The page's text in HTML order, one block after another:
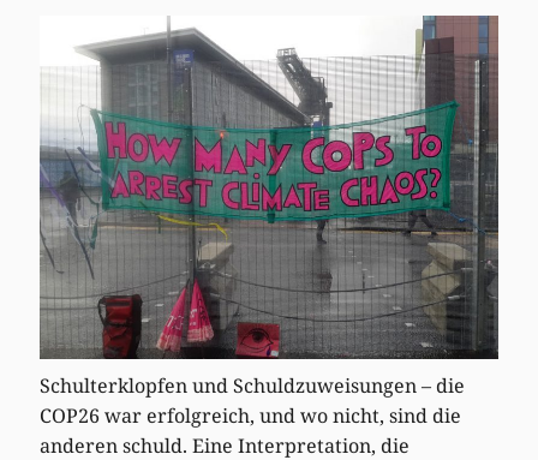
Schulterklopfen und Schuldzuweisungen – die
COP26 war erfolgreich, und wo nicht, sind die
anderen schuld. Eine Interpretation, die